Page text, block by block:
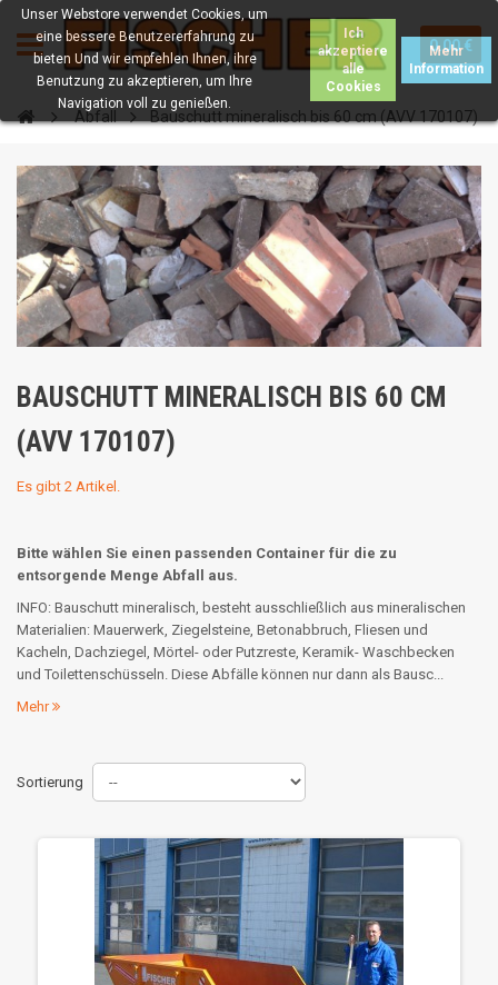
0.00 €
Unser Webstore verwendet Cookies, um
eine bessere Benutzererfahrung zu
bieten Und wir empfehlen Ihnen, ihre
Benutzung zu akzeptieren, um Ihre
Navigation voll zu genießen.
Ich
akzeptiere
alle
Cookies
Mehr
Information
Abfall Bauschutt mineralisch bis 60 cm (AVV 170107)
BAUSCHUTT MINERALISCH BIS 60 CM
(AVV 170107)
Es gibt 2 Artikel.
Bitte wählen Sie einen passenden Container für die zu
entsorgende Menge Abfall aus.
INFO: Bauschutt mineralisch, besteht ausschließlich aus mineralischen
Materialien: Mauerwerk, Ziegelsteine, Betonabbruch, Fliesen und
Kacheln, Dachziegel, Mörtel- oder Putzreste, Keramik- Waschbecken
und Toilettenschüsseln. Diese Abfälle können nur dann als Bausc...
Mehr
Sortierung